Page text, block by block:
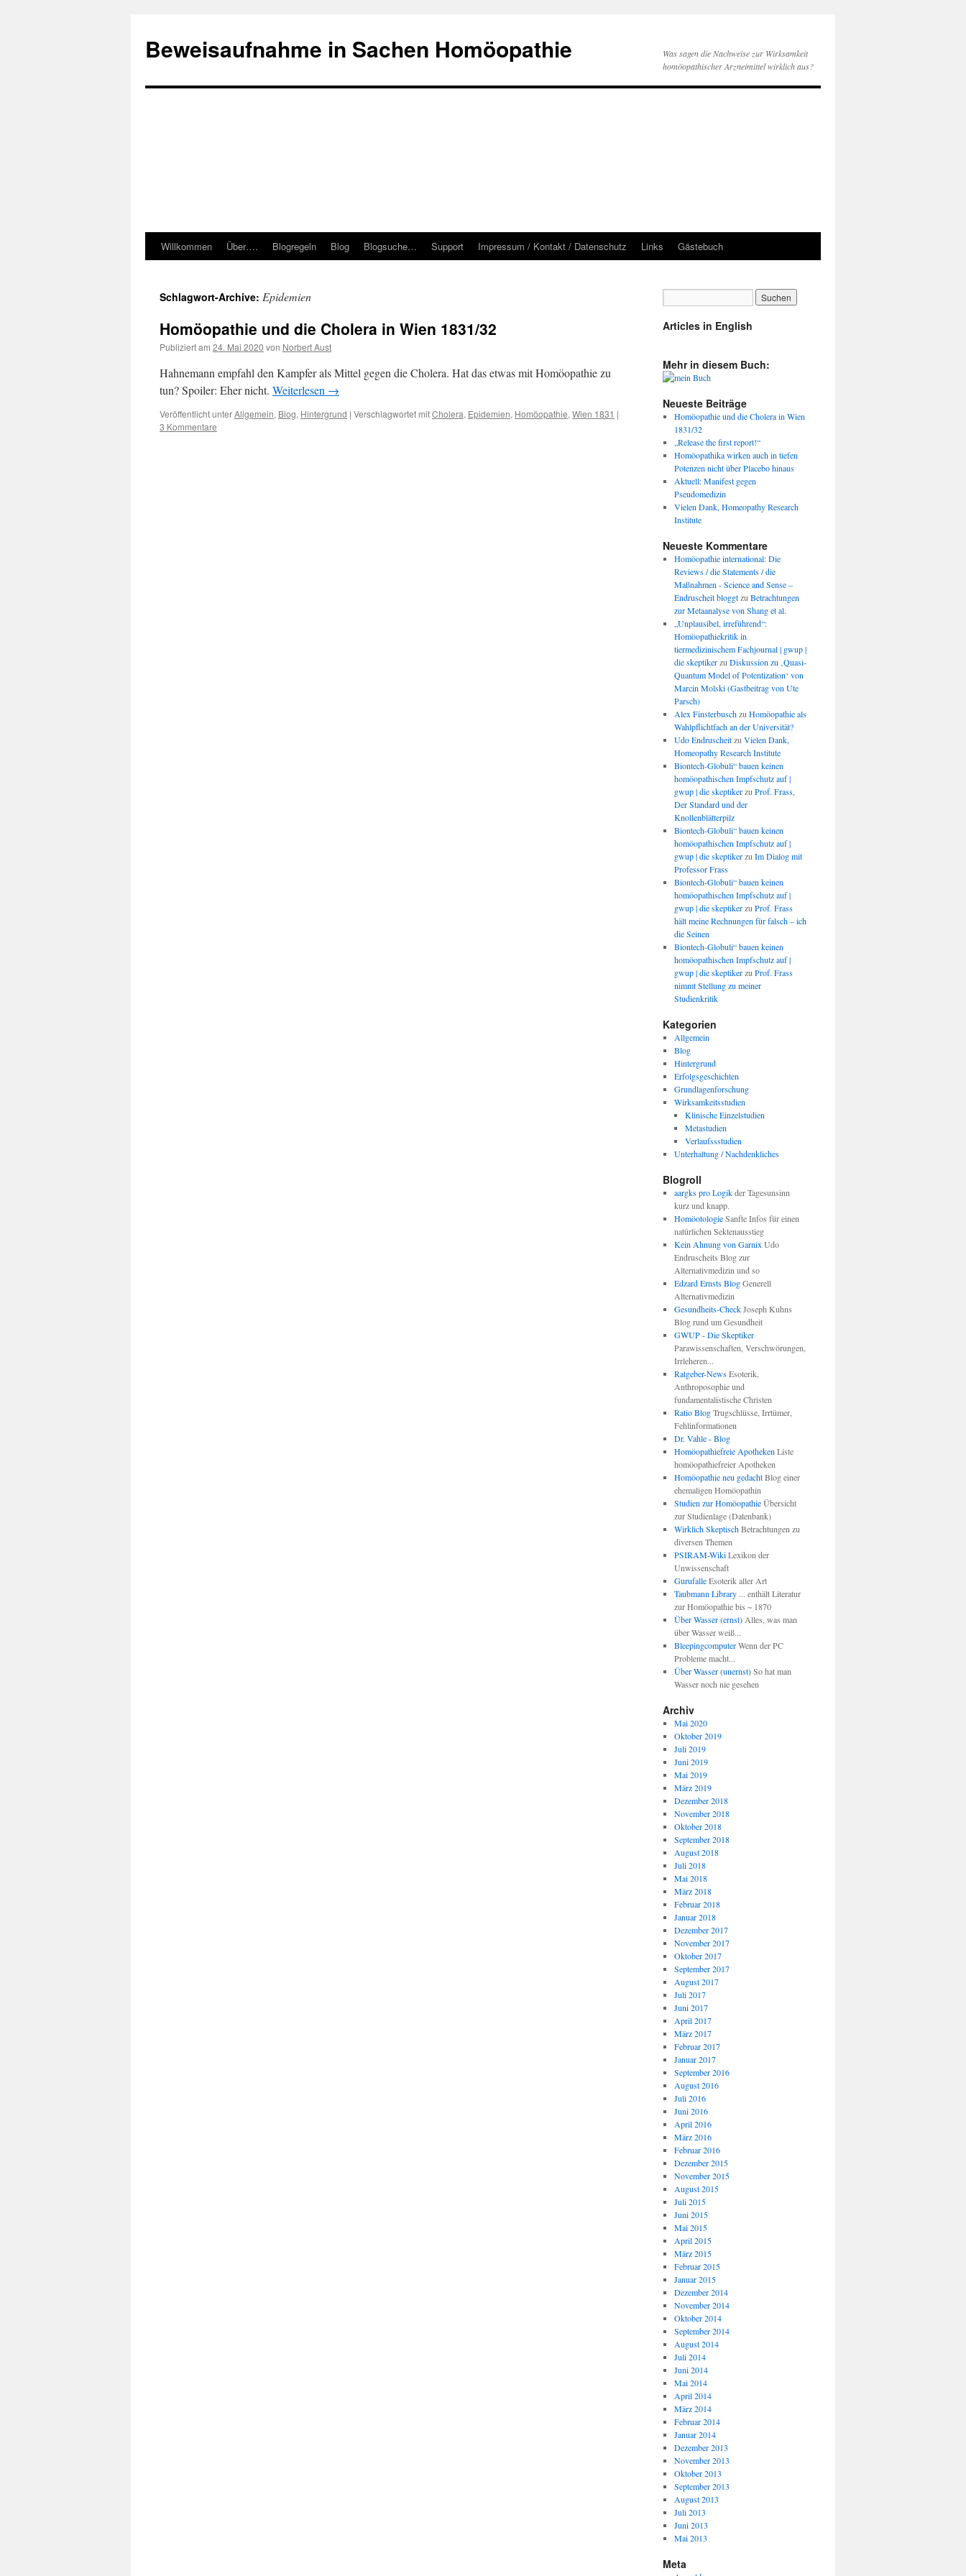
Beweisaufnahme in Sachen Homöopathie
Was sagen die Nachweise zur Wirksamkeit
homöopathischer Arzneimittel wirklich aus?
Springe
Inhalt
Willkommen Über…. Blogregeln Blog Blogsuche… Support Impressum / Kontakt / Datenschutz Links Gästebuch
Schlagwort-Archive: Epidemien
Homöopathie und die Cholera in Wien 1831/32
Publiziert am 24. Mai 2020 von Norbert Aust
Hahnemann empfahl den Kampfer als Mittel gegen die Cholera. Hat das etwas mit Homöopathie zu
tun? Spoiler: Eher nicht. Weiterlesen →
Veröffentlicht unterAllgemein, Blog, Hintergrund | Verschlagwortet mitCholera, Epidemien, Homöopathie, Wien 1831 |
3 Kommentare
Articles in English
Mehr in diesem Buch:
Neueste Beiträge
Homöopathie und die Cholera in Wien
1831/32
„Release the first report!“
Homöopathika wirken auch in tiefen
Potenzen nicht über Placebo hinaus
Aktuell: Manifest gegen
Pseudomedizin
Vielen Dank, Homeopathy Research
Institute
Neueste Kommentare
Homöopathie international: Die
Reviews / die Statements / die
Maßnahmen - Science and Sense –
Endruscheit bloggtzu Betrachtungen
zur Metaanalyse von Shang et al.
„Unplausibel, irreführend“:
Homöopathiekritik in
tiermedizinischem Fachjournal | gwup |
die skeptikerzu Diskussion zu ‚Quasi-
Quantum Model of Potentization‘ von
Marcin Molski (Gastbeitrag von Ute
Parsch)
Alex Finsterbuschzu Homöopathie als
Wahlpflichtfach an der Universität?
Udo Endruscheitzu Vielen Dank,
Homeopathy Research Institute
Biontech-Globuli“ bauen keinen
homöopathischen Impfschutz auf |
gwup | die skeptikerzu Prof. Frass,
Der Standard und der
Knollenblätterpilz
Biontech-Globuli“ bauen keinen
homöopathischen Impfschutz auf |
gwup | die skeptikerzu Im Dialog mit
Professor Frass
Biontech-Globuli“ bauen keinen
homöopathischen Impfschutz auf |
gwup | die skeptikerzu Prof. Frass
hält meine Rechnungen für falsch – ich
die Seinen
Biontech-Globuli“ bauen keinen
homöopathischen Impfschutz auf |
gwup | die skeptikerzu Prof. Frass
nimmt Stellung zu meiner
Studienkritik
Kategorien
Allgemein
Blog
Hintergrund
Erfolgsgeschichten
Grundlagenforschung
Wirksamkeitsstudien
Klinische Einzelstudien
Metastudien
Verlaufssstudien
Unterhaltung / Nachdenkliches
Blogroll
aargks pro Logik der Tagesunsinn
kurz und knapp.
Homöotologie Sanfte Infos für einen
natürlichen Sektenausstieg
Kein Ahnung von Garnix Udo
Endruscheits Blog zur
Alternativmedizin und so
Edzard Ernsts Blog Generell
Alternativmedizin
Gesundheits-Check Joseph Kuhns
Blog rund um Gesundheit
GWUP - Die Skeptiker
Parawissenschaften, Verschwörungen,
Irrleheren...
Ratgeber-News Esoterik,
Anthroposophie und
fundamentalistische Christen
Ratio Blog Trugschlüsse, Irrtümer,
Fehlinformationen
Dr. Vahle - Blog
Homöopathiefreie Apotheken Liste
homöopathiefreier Apotheken
Homöopathie neu gedacht Blog einer
ehemaligen Homöopathin
Studien zur Homöopathie Übersicht
zur Studienlage (Datenbank)
Wirklich Skeptisch Betrachtungen zu
diversen Themen
PSIRAM-Wiki Lexikon der
Unwissenschaft
Gurufalle Esoterik aller Art
Taubmann Library ... enthält Literatur
zur Homöopathie bis ~ 1870
Über Wasser (ernst) Alles, was man
über Wasser weiß...
Bleepingcomputer Wenn der PC
Probleme macht...
Über Wasser (unernst) So hat man
Wasser noch nie gesehen
Archiv
Mai 2020
Oktober 2019
Juli 2019
Juni 2019
Mai 2019
März 2019
Dezember 2018
November 2018
Oktober 2018
September 2018
August 2018
Juli 2018
Mai 2018
März 2018
Februar 2018
Januar 2018
Dezember 2017
November 2017
Oktober 2017
September 2017
August 2017
Juli 2017
Juni 2017
April 2017
März 2017
Februar 2017
Januar 2017
September 2016
August 2016
Juli 2016
Juni 2016
April 2016
März 2016
Februar 2016
Dezember 2015
November 2015
August 2015
Juli 2015
Juni 2015
Mai 2015
April 2015
März 2015
Februar 2015
Januar 2015
Dezember 2014
November 2014
Oktober 2014
September 2014
August 2014
Juli 2014
Juni 2014
Mai 2014
April 2014
März 2014
Februar 2014
Januar 2014
Dezember 2013
November 2013
Oktober 2013
September 2013
August 2013
Juli 2013
Juni 2013
Mai 2013
Meta